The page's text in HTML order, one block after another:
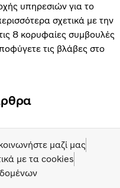
υπηρεσιών για το
σχετικά με την
8 κορυφαίες συμβουλές
τις βλάβες στο
μαζί μας
με τα cookies